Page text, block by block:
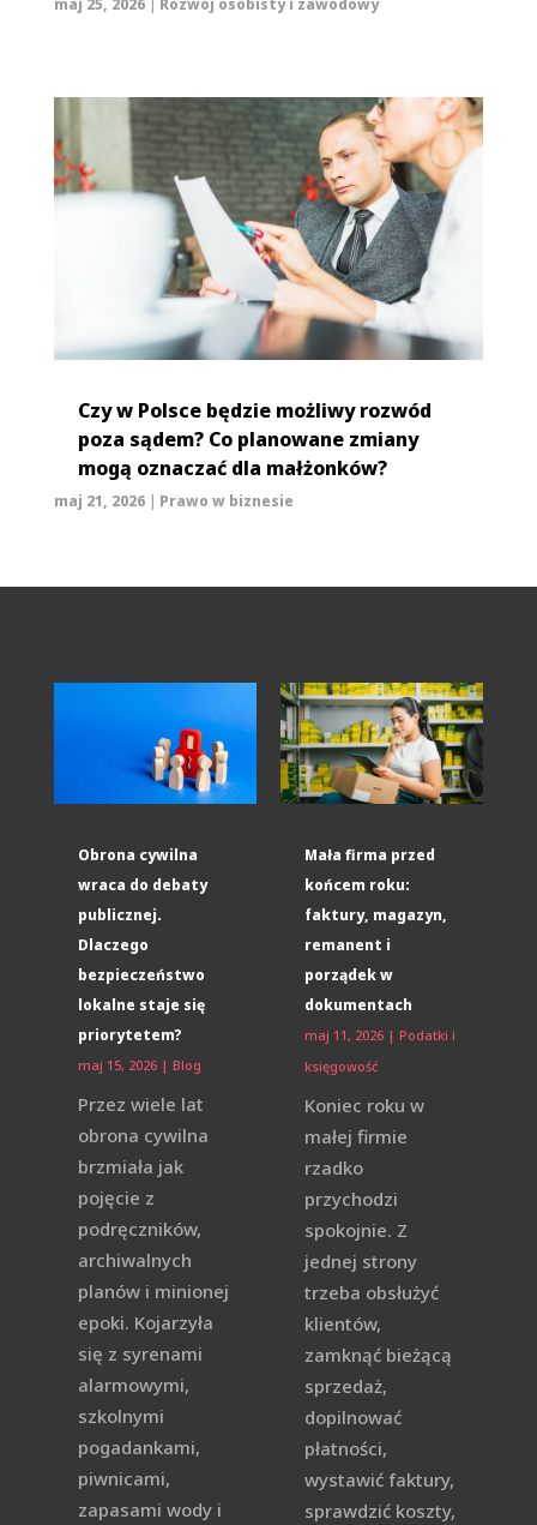
maj 25, 2026| Rozwój osobisty i zawodowy
Czy w Polsce będzie możliwy rozwód
poza sądem? Co planowane zmiany
mogą oznaczać dla małżonków?
maj 21, 2026| Prawo w biznesie
Obrona cywilna
wraca do debaty
publicznej.
Dlaczego
bezpieczeństwo
lokalne staje się
priorytetem?
maj 15, 2026| Blog
Przez wiele lat
obrona cywilna
brzmiała jak
pojęcie z
podręczników,
archiwalnych
planów i minionej
epoki. Kojarzyła
się z syrenami
alarmowymi,
szkolnymi
pogadankami,
piwnicami,
zapasami wody i
Mała firma przed
końcem roku:
faktury, magazyn,
remanent i
porządek w
dokumentach
maj 11, 2026| Podatki i
księgowość
Koniec roku w
małej firmie
rzadko
przychodzi
spokojnie. Z
jednej strony
trzeba obsłużyć
klientów,
zamknąć bieżącą
sprzedaż,
dopilnować
płatności,
wystawić faktury,
sprawdzić koszty,